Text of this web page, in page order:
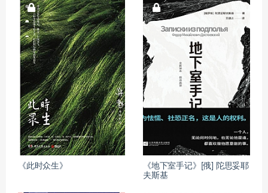
《此时众生》
《地下室手记》[俄] 陀思妥耶
夫斯基